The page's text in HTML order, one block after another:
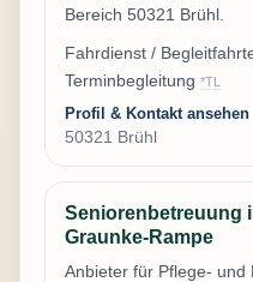
Bereich 50321 Brühl.
Fahrdienst /
Terminbegleitung *TL
Profil & Kontakt ansehen
50321 Brühl
Seniorenbetreuung
Graunke-Rampe
Anbieter für Pflege- und